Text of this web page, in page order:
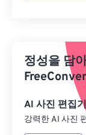
사전 설
사전 설
정성을 담
AI 사진 편집기
강력한 AI 사진